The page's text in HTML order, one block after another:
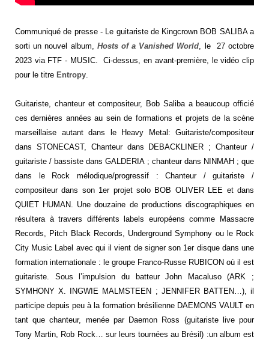
Communiqué de presse - Le guitariste de Kingcrown BOB SALIBA a
sorti un nouvel album, Hosts of a Vanished World , le 27 octobre
2023 via FTF - MUSIC. Ci-dessus, en avant-première, le vidéo clip
pour le titre Entropy
Guitariste, chanteur et compositeur, Bob Saliba a beaucoup officié
ces dernières années au sein de formations et projets de la scène
marseillaise autant dans le Heavy Metal: Guitariste/compositeur
dans STONECAST, Chanteur dans DEBACKLINER ; Chanteur /
guitariste / bassiste dans GALDERIA ; chanteur dans NINMAH ; que
dans le Rock mélodique/progressif : Chanteur / guitariste /
compositeur dans son 1er projet solo BOB OLIVER LEE et dans
QUIET HUMAN. Une douzaine de productions discographiques en
résultera à travers différents labels européens comme Massacre
Records, Pitch Black Records, Underground Symphony ou le Rock
City Music Label avec qui il vient de signer son 1er disque dans une
formation internationale : le groupe Franco-Russe RUBICON où il est
guitariste. Sous l’impulsion du batteur John Macaluso (ARK ;
SYMHONY X. INGWIE MALMSTEEN ; JENNIFER BATTEN…), il
participe depuis peu à la formation brésilienne DAEMONS VAULT en
tant que chanteur, menée par Daemon Ross (guitariste live pour
Tony Martin, Rob Rock… sur leurs tournées au Brésil) :un album est